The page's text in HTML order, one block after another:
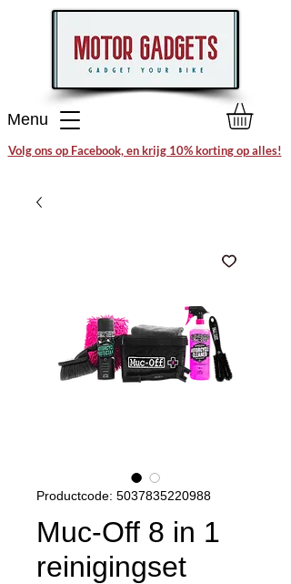
Menu
Volg ons op Facebook, en krijg 10% korting op alles!
Productcode: 5037835220988
Muc-Off 8 in 1
reinigingset